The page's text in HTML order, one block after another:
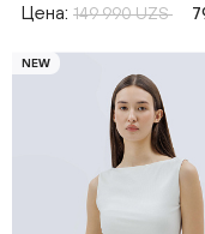
Цена: 149 990 UZS
NEW